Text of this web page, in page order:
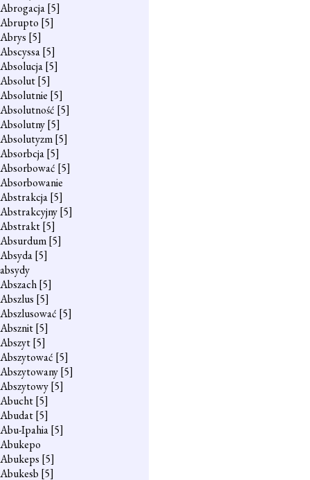
Abrogacja[5]
Abrupto [5]
Abrys [5]
Abscyssa[5]
Absolucja[5]
Absolut[5]
Absolutnie [5]
Absolutność [5]
Absolutny[5]
Absolutyzm[5]
Absorbcja[5]
Absorbować [5]
Absorbowanie
Abstrakcja[5]
Abstrakcyjny[5]
Abstrakt[5]
Absurdum[5]
Absyda[5]
absydy
Abszach[5]
Abszlus [5]
Abszlusować [5]
Absznit[5]
Abszyt[5]
Abszytować [5]
Abszytowany[5]
Abszytowy[5]
Abucht[5]
Abudat[5]
Abu-Ipahia[5]
Abukepo
Abukeps [5]
Abukesb [5]